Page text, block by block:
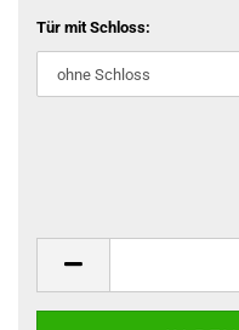
Tür mit Schloss: